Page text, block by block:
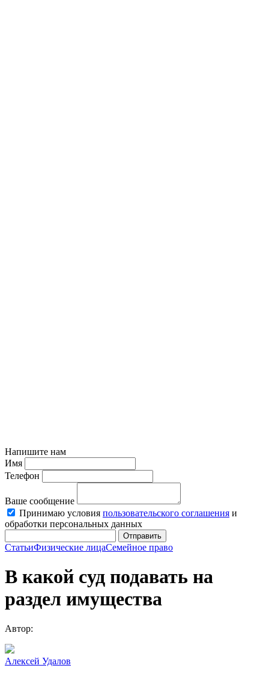
Напишите нам
Имя
Телефон
Ваше сообщение
Принимаю условия пользовательского соглашения и
обработки персональных данных
Отправить
СтатьиФизические лицаСемейное право
В какой суд подавать на
раздел имущества
Автор:
Алексей Удалов